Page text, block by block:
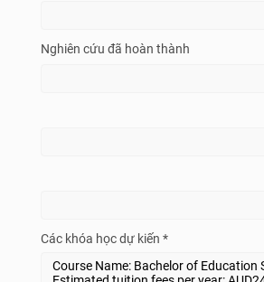
Nghiên cứu đã hoàn thành
Các khóa học dự kiến *